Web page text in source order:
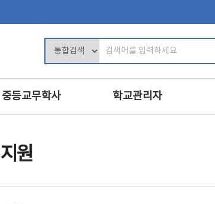
검
색
입
중등교무학사
습 및 평가
구
학교관리자
원